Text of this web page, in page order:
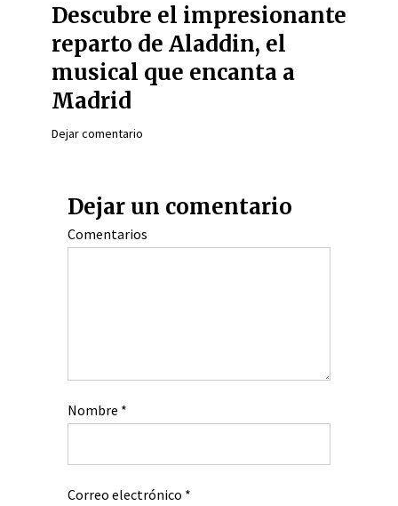
Descubre el impresionante
reparto de Aladdin, el
musical que encanta a
Madrid
Dejar comentario
Dejar un comentario
Comentarios
Nombre *
Correo electrónico *